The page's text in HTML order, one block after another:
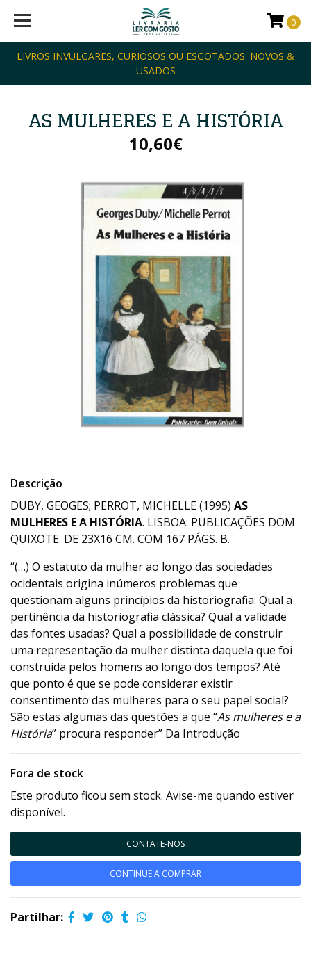
LIVROS INVULGARES, CURIOSOS OU ESGOTADOS: NOVOS &
USADOS
0
AS MULHERES E A HISTÓRIA
10,60€
Descrição
DUBY, GEOGES; PERROT, MICHELLE (1995) AS
MULHERES E A HISTÓRIA. LISBOA: PUBLICAÇÕES DOM
QUIXOTE. DE 23X16 CM. COM 167 PÁGS. B.
“(…) O estatuto da mulher ao longo das sociedades
ocidentais origina inúmeros problemas que
questionam alguns princípios da historiografia: Qual a
pertinência da historiografia clássica? Qual a validade
das fontes usadas? Qual a possibilidade de construir
uma representação da mulher distinta daquela que foi
construída pelos homens ao longo dos tempos? Até
que ponto é que se pode considerar existir
consentimento das mulheres para o seu papel social?
São estas algumas das questões a que “As mulheres e a
História” procura responder” Da Introdução
Fora de stock
Este produto ficou sem stock. Avise-me quando estiver
disponível.
CONTATE-NOS
CONTINUE A COMPRAR
Partilhar: